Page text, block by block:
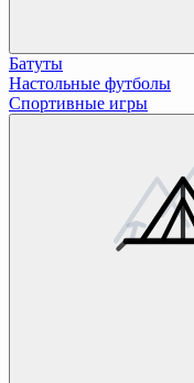
Батуты
Настольные футболы
Спортивные игры